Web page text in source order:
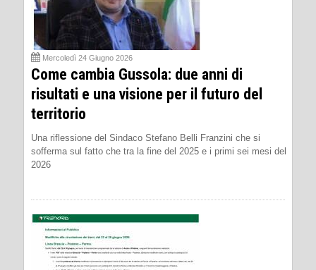
Mercoledì 24 Giugno 2026
Come cambia Gussola: due anni di
risultati e una visione per il futuro del
territorio
Una riflessione del Sindaco Stefano Belli Franzini che si
sofferma sul fatto che tra la fine del 2025 e i primi sei mesi del
2026